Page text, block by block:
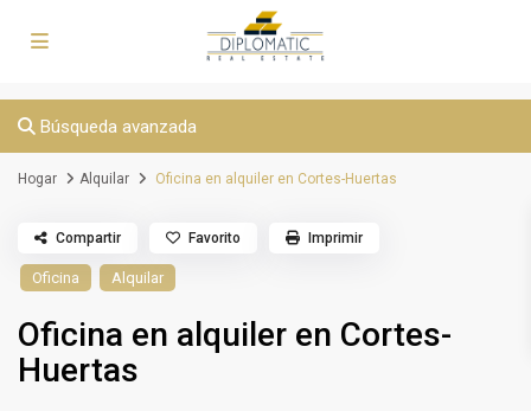
Búsqueda avanzada
Hogar Alquilar Oficina en alquiler en Cortes-Huertas
Oficina Alquilar
Oficina en alquiler en Cortes-
Huertas
Compartir Favorito Imprimir